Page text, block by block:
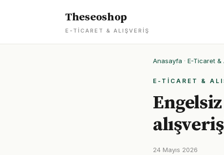
Theseoshop
E-TICARET & ALIŞVERIŞ
Anasayfa · E-Ticaret &
E-TICARET &
24 Mayıs 2026